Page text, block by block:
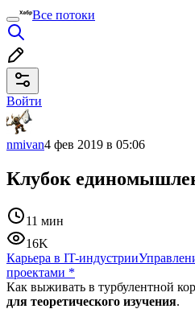
Все потоки
Войти
nmivan4 фев 2019 в 05:06
Клубок
11 мин
16K
Карьера в IT-индустрии
проектами *
Как выживать в турбулентной
для теоретического изучения.